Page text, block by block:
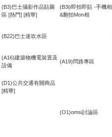
(B3)巴士攝影作品貼圖
區 [熱門] [精華]
(B3i)即拍即貼 -手機相
&翻拍Mon相
(B22)巴士迷吹水區
(A16)建築物機電裝置及
設備
(A19)問路專區
(D1)公共交通有關商品
[精華]
(O1)omsi討論區